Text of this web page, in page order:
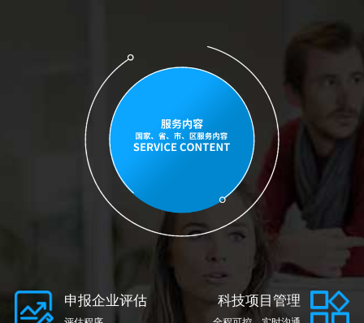
申报企业评估 科技项目管理